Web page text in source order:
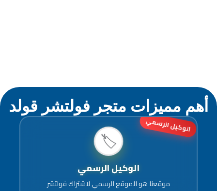
أهم مميزات متجر فولتشر قولد
الوكيل الرسمي
🏷️
الوكيل الرسمي
موقعنا هو الموقع الرسمي لاشتراك فولتشر